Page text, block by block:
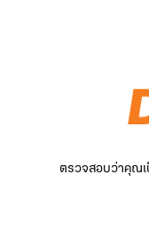
ตรวจสอบว่าคุณเ